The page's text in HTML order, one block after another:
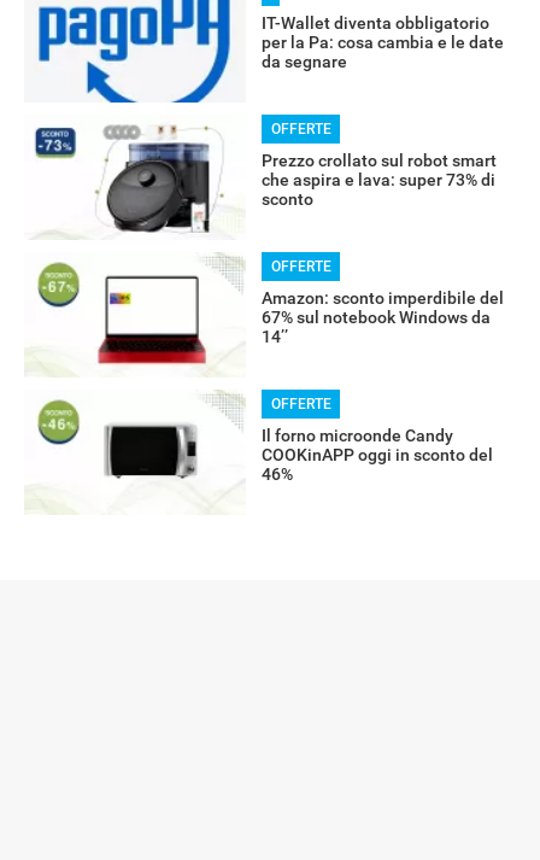
IT-Wallet diventa obbligatorio
per la Pa: cosa cambia e le date
da segnare
OFFERTE
Prezzo crollato sul robot smart
che aspira e lava: super 73% di
sconto
OFFERTE
Amazon: sconto imperdibile del
67% sul notebook Windows da
14’’
OFFERTE
Il forno microonde Candy
COOKinAPP oggi in sconto del
46%